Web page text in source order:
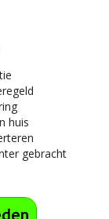
huis
gebracht